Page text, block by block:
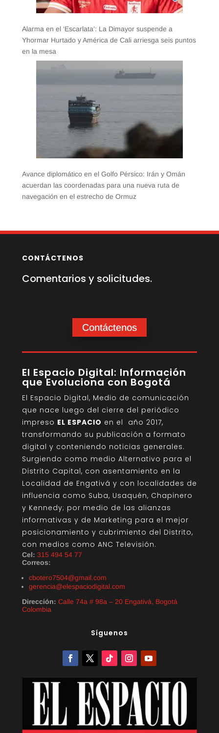
Alarma en el ‘Escarlata’: La Dimayor suspende a
Yhormar Hurtado y América de Cali arriesga seis puntos
en la mesa
Avance diplomático en el Golfo Pérsico: Irán y Omán
acuerdan las coordenadas para una nueva ruta de
navegación en el estrecho de Ormuz
CONTÁCTENOS
Comentarios y solicitudes.
Contáctenos
El Espacio Digital: Información
que Evoluciona con Bogotá
El Espacio Digital, Medio de comunicación
que nace luego del cierre del periódico
impreso EL ESPACIO en el año 2017,
transformando su publicación a formato
digital y conteniendo noticias generales.
Surgiendo como medio Alternativo para el
Distrito Capital, con asentamiento en la
Localidad de Engativá y con localidades de
influencia como Suba, Usaquén, Chapinero
y Kennedy; por medio de las alianzas
informativas y de Marketing para el mejor
posicionamiento y cubrimiento del Distrito,
con medios como ANC Televisión.
Cel: 315 494 54 77
Correos:
cbotero7504@gmail.com
gerencia@elespaciodigital.com
Dirección: Calle 74a # 98a – 20 Engativá, Bogotá
Colombia
Síguenos